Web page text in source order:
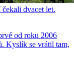
čekali dvacet let.
od roku 2006
Kyslík se vrátil tam,